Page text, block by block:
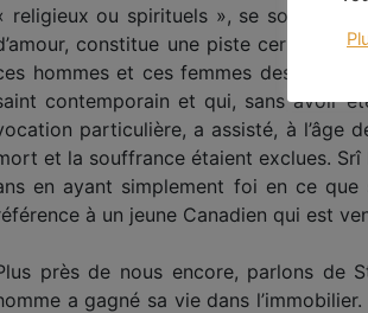
religieux ou spirituels », se sont
constitue une piste certaine
hommes et ces femmes des «
contemporain et qui, sans avoir
particulière, a assisté, à l’âge
et la souffrance étaient exclues. Srî
en ayant simplement foi en ce
à un jeune Canadien qui est
près de nous encore, parlons de
a gagné sa vie dans